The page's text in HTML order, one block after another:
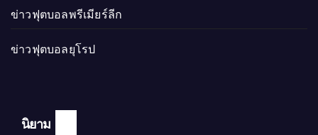
ข่าวฟุตบอลพรีเมียร์ลีก
ข่าวฟุตบอลยุโรป
นิยาม